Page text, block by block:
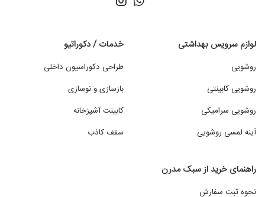
لوازم سرویس بهداشتی
روشویی
روشویی کابینتی
روشویی سرامیکی
آینه لمسی روشویی
خدمات / دکوراتیو
طراحی دکوراسیون داخلی
بازسازی و نوسازی
کابینت آشپزخانه
سقف کاذب
راهنمای خرید از سبک مدرن
نحوه ثبت سفارش